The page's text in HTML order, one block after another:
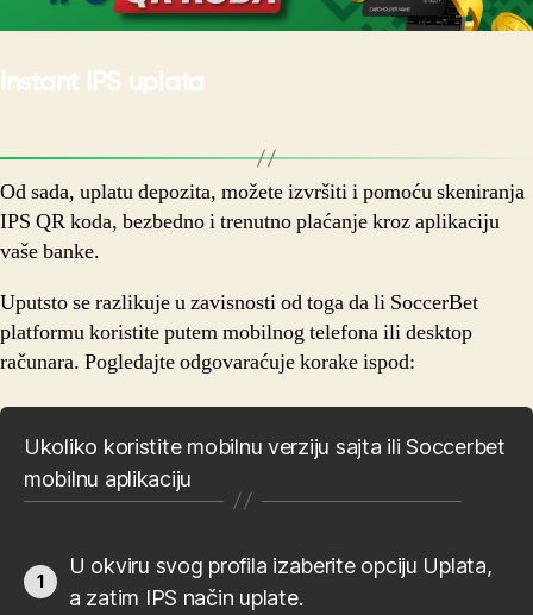
Instant IPS uplata
Od sada, uplatu depozita, možete izvršiti i pomoću skeniranja
IPS QR koda, bezbedno i trenutno plaćanje kroz aplikaciju
vaše banke.
Uputsto se razlikuje u zavisnosti od toga da li SoccerBet
platformu koristite putem mobilnog telefona ili desktop
računara. Pogledajte odgovaraćuje korake ispod:
Ukoliko koristite mobilnu verziju sajta ili Soccerbet
mobilnu aplikaciju
U okviru svog profila izaberite opciju Uplata,
a zatim IPS način uplate.